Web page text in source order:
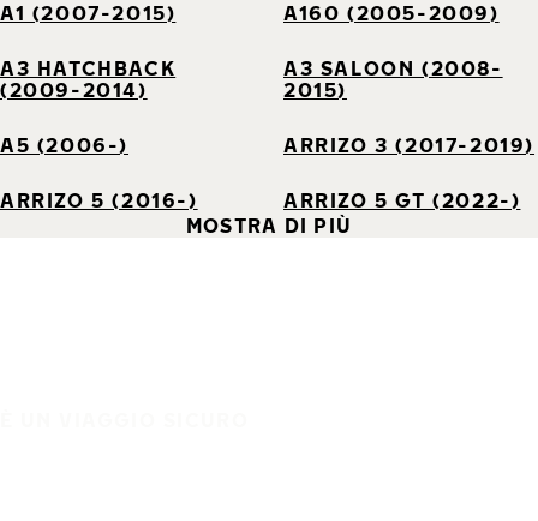
A1 (2007-2015) A160 (2005-2009)
A3 HATCHBACK
(2009-2014)
A3 SALOON (2008-
2015)
A5 (2006-) ARRIZO 3 (2017-2019)
ARRIZO 5 (2016-)
ARRIZO 5 GT (2022-)
MOSTRA DI PIÙ